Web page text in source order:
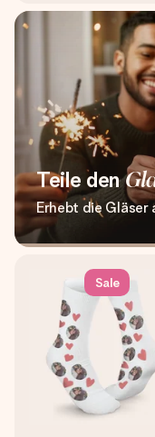
Teile den
Erhebt die Gläser
Sale